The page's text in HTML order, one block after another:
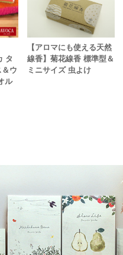
タ
ウ
ル
【アロマにも使える天然
線香】菊花線香 標準型＆
ミニサイズ 虫よけ